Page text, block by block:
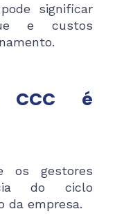
significar
e custos
é
os gestores
do ciclo
da empresa.